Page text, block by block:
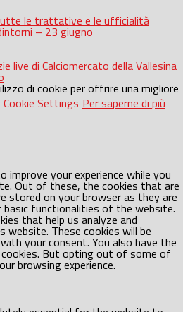
le trattative e le ufficialità
– 23 giugno
live di Calciomercato della Vallesina
di cookie per offrire una migliore
Cookie Settings Per saperne di più
improve your experience while you
Out of these, the cookies that are
stored on your browser as they are
functionalities of the website.
that help us analyze and
website. These cookies will be
your consent. You also have the
But opting out of some of
browsing experience.